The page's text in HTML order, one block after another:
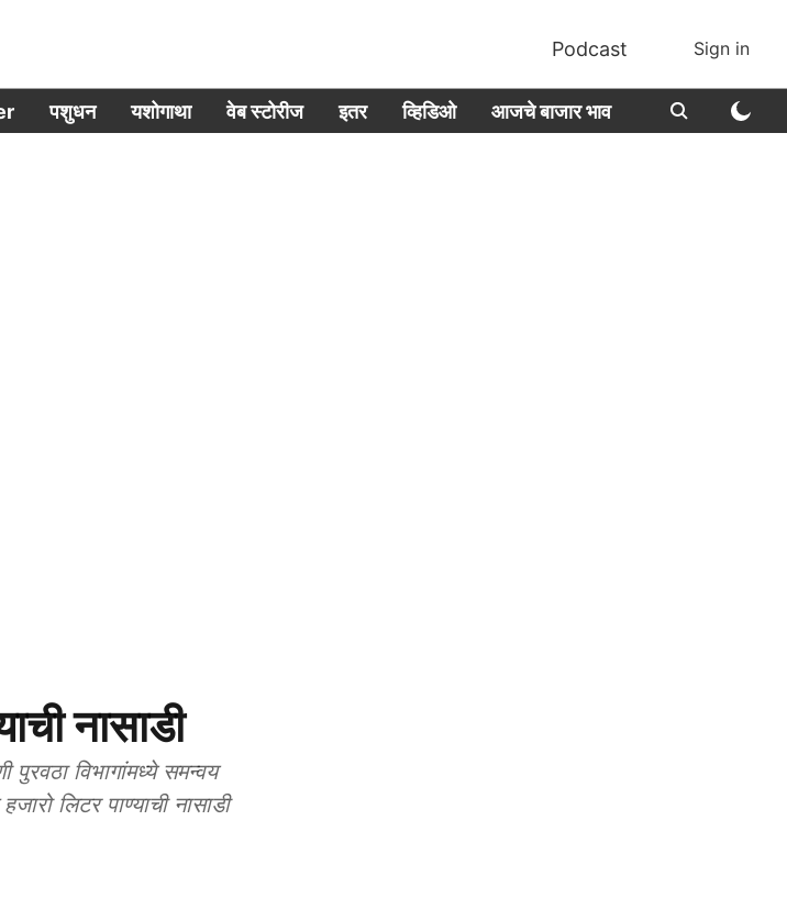
Podcast Sign in
पशुधन यशोगाथा वेब स्टोरीज इतर व्हिडिओ आजचे बाजार भाव
नासाडी
विभागांमध्ये समन्वय
लिटर पाण्याची नासाडी